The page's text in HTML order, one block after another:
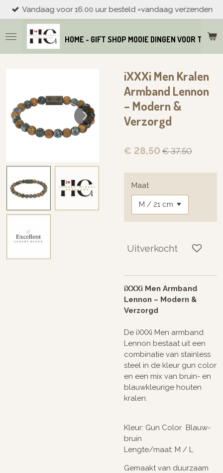
Ga
direct
naar
de
hoofdinhoud
HOME - GIFT SHOP MOOIE DINGEN VOOR THUIS
Vandaag voor 16.00 uur besteld =vandaag veŕzenden
iXXXi Men Kralen
Armband Lennon
– Modern &
Verzorgd
€ 28,50 € 37,50
Maat
Uitverkocht
iXXXi Men Armband
Lennon – Modern &
Verzorgd
De iXXXi Men armband
Lennon bestaat uit een
combinatie van stainless
steel in de kleur gun color
en een mix van bruin- en
blauwkleurige houten
kralen.
Kleur: Gun Color Blauw-
bruin
Lengte/maat: M / L
Gemaakt van duurzaam